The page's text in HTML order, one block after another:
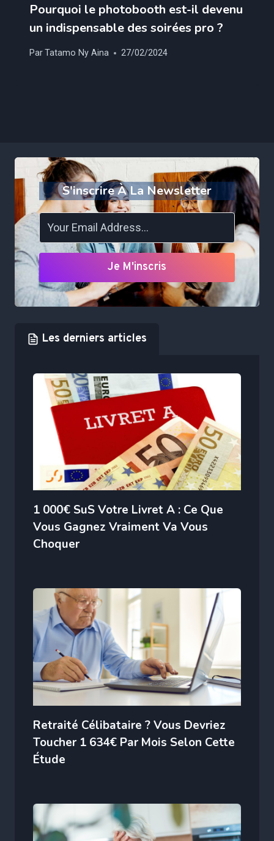
Pourquoi le photobooth est-il devenu
un indispensable des soirées pro ?
ParTatamo Ny Aina 27/02/2024
S'inscrire À La Newsletter
Je M'inscris
Les derniers articles
1 000€ SuS Votre Livret A : Ce Que
Vous Gagnez Vraiment Va Vous
Choquer
Retraité Célibataire ? Vous Devriez
Toucher 1 634€ Par Mois Selon Cette
Étude